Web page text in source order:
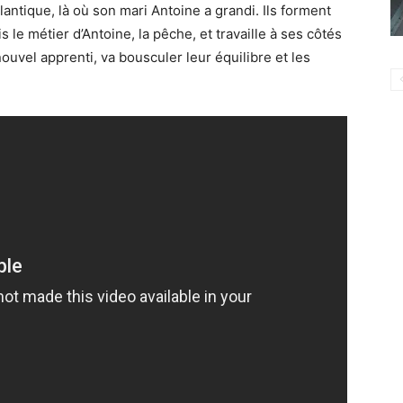
là où son mari Antoine a grandi. Ils forment
le métier d’Antoine, la pêche, et travaille à ses côtés
apprenti, va bousculer leur équilibre et les